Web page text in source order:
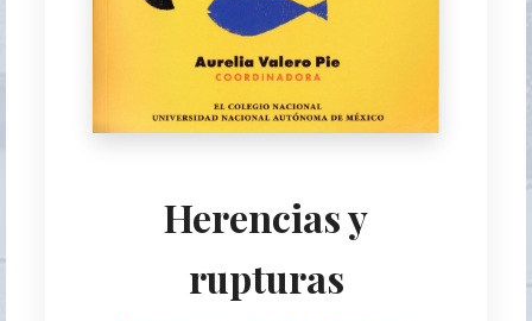
Herencias y
rupturas